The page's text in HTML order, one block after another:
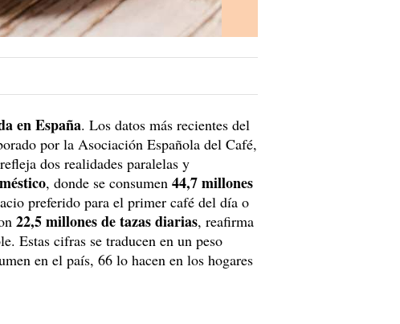
en España. Los datos más recientes del
por la Asociación Española del Café,
dos realidades paralelas y
, donde se consumen 44,7 millones
preferido para el primer café del día o
22,5 millones de tazas diarias, reafirma
Estas cifras se traducen en un peso
en el país, 66 lo hacen en los hogares